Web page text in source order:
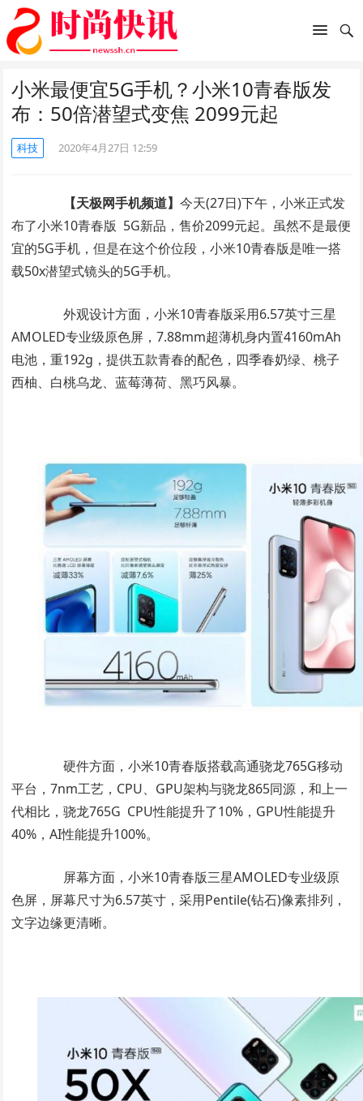
小米最便宜5G手机？小米10青春版发
布：50倍潜望式变焦 2099元起
科技 2020年4月27日 12:59
【天极网手机频道】今天(27日)下午，小米正式发
布了小米10青春版 5G新品，售价2099元起。虽然不是最便
宜的5G手机，但是在这个价位段，小米10青春版是唯一搭
载50x潜望式镜头的5G手机。
外观设计方面，小米10青春版采用6.57英寸三星
AMOLED专业级原色屏，7.88mm超薄机身内置4160mAh
电池，重192g，提供五款青春的配色，四季春奶绿、桃子
西柚、白桃乌龙、蓝莓薄荷、黑巧风暴。
硬件方面，小米10青春版搭载高通骁龙765G移动
平台，7nm工艺，CPU、GPU架构与骁龙865同源，和上一
代相比，骁龙765G CPU性能提升了10%，GPU性能提升
40%，AI性能提升100%。
屏幕方面，小米10青春版三星AMOLED专业级原
色屏，屏幕尺寸为6.57英寸，采用Pentile(钻石)像素排列，
文字边缘更清晰。